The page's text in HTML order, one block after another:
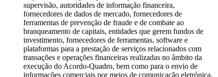
supervisão, autoridades de informação financeira,
fornecedores de dados de mercado, fornecedores de
ferramentas de prevenção de fraude e de combate ao
branqueamento de capitais, entidades que gerem fundos de
investimento, fornecedores de ferramentas, software e
plataformas para a prestação de serviços relacionados com
transações e operações financeiras realizadas no âmbito da
execução do Acordo-Quadro, bem como para o envio de
informações comerciais por meios de comunicação eletrónica,